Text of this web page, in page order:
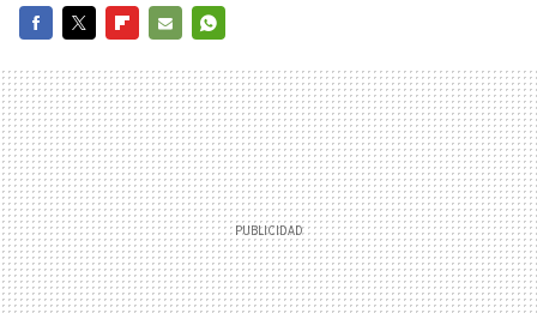
MAIL